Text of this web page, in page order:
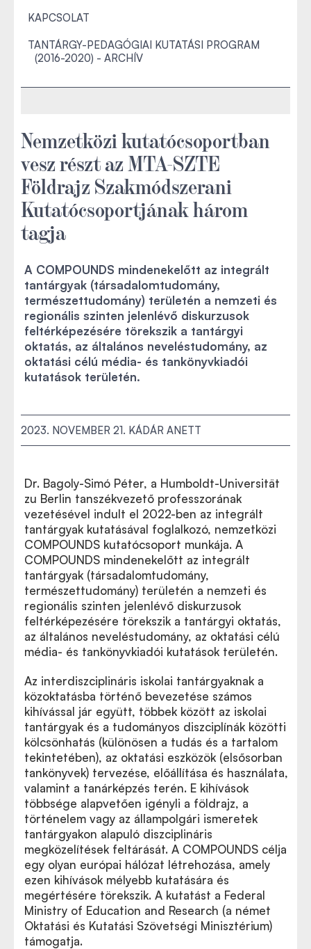
KAPCSOLAT
TANTÁRGY-PEDAGÓGIAI KUTATÁSI PROGRAM
(2016-2020) - ARCHÍV
Nemzetközi kutatócsoportban
vesz részt az MTA-SZTE
Földrajz Szakmódszerani
Kutatócsoportjának három
tagja
A COMPOUNDS mindenekelőtt az integrált
tantárgyak (társadalomtudomány,
természettudomány) területén a nemzeti és
regionális szinten jelenlévő diskurzusok
feltérképezésére törekszik a tantárgyi
oktatás, az általános neveléstudomány, az
oktatási célú média- és tankönyvkiadói
kutatások területén.
2023. NOVEMBER 21. KÁDÁR ANETT
Dr. Bagoly-Simó Péter, a Humboldt-Universität
zu Berlin tanszékvezető professzorának
vezetésével indult el 2022-ben az integrált
tantárgyak kutatásával foglalkozó, nemzetközi
COMPOUNDS kutatócsoport munkája. A
COMPOUNDS mindenekelőtt az integrált
tantárgyak (társadalomtudomány,
természettudomány) területén a nemzeti és
regionális szinten jelenlévő diskurzusok
feltérképezésére törekszik a tantárgyi oktatás,
az általános neveléstudomány, az oktatási célú
média- és tankönyvkiadói kutatások területén.
Az interdiszciplináris iskolai tantárgyaknak a
közoktatásba történő bevezetése számos
kihívással jár együtt, többek között az iskolai
tantárgyak és a tudományos diszciplínák közötti
kölcsönhatás (különösen a tudás és a tartalom
tekintetében), az oktatási eszközök (elsősorban
tankönyvek) tervezése, előállítása és használata,
valamint a tanárképzés terén. E kihívások
többsége alapvetően igényli a földrajz, a
történelem vagy az állampolgári ismeretek
tantárgyakon alapuló diszciplináris
megközelítések feltárását. A COMPOUNDS célja
egy olyan európai hálózat létrehozása, amely
ezen kihívások mélyebb kutatására és
megértésére törekszik. A kutatást a Federal
Ministry of Education and Research (a német
Oktatási és Kutatási Szövetségi Minisztérium)
támogatja.